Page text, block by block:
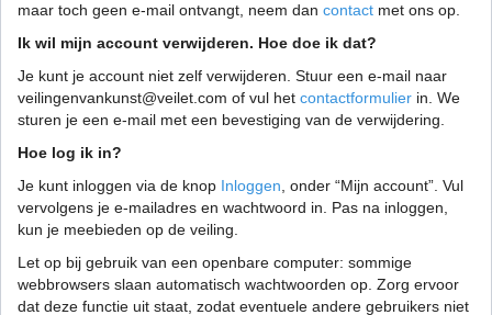
maar toch geen e-mail ontvangt, neem dan contact met ons op.
Ik wil mijn account verwijderen. Hoe doe ik dat?
Je kunt je account niet zelf verwijderen. Stuur een e-mail naar
veilingenvankunst@veilet.com of vul het contactformulier in. We
sturen je een e-mail met een bevestiging van de verwijdering.
Hoe log ik in?
Je kunt inloggen via de knop Inloggen , onder “Mijn account”. Vul
vervolgens je e-mailadres en wachtwoord in. Pas na inloggen,
kun je meebieden op de veiling.
Let op bij gebruik van een openbare computer: sommige
webbrowsers slaan automatisch wachtwoorden op. Zorg ervoor
dat deze functie uit staat, zodat eventuele andere gebruikers niet